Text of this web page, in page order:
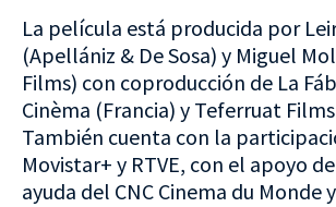
La película está producida por
(Apellániz & De Sosa) y Miguel
Films) con coproducción de La
Cinèma (Francia) y Teferruat
También cuenta con la
Movistar+ y RTVE, con el apoyo
ayuda del CNC Cinema du Monde